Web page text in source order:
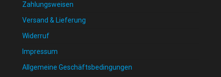
Zahlungsweisen
Versand & Lieferung
Widerruf
Impressum
Allgemeine Geschäftsbedingungen